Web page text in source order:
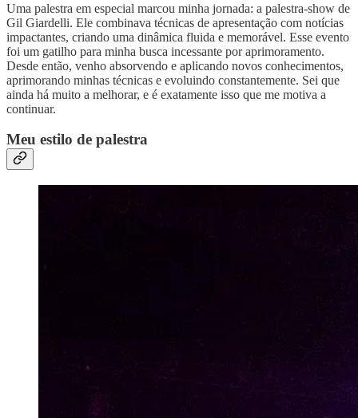
Uma palestra em especial marcou minha jornada: a palestra-show de
Gil Giardelli. Ele combinava técnicas de apresentação com notícias
impactantes, criando uma dinâmica fluida e memorável. Esse evento
foi um gatilho para minha busca incessante por aprimoramento.
Desde então, venho absorvendo e aplicando novos conhecimentos,
aprimorando minhas técnicas e evoluindo constantemente. Sei que
ainda há muito a melhorar, e é exatamente isso que me motiva a
continuar.
Meu estilo de palestra